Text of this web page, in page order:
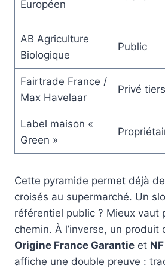
Européen
AB Agriculture
Biologique
Public
Fairtrade France /
Max Havelaar
Privé tiers
Label maison «
Green »
Cette pyramide permet déjà
croisés au supermarché. Un
référentiel public ? Mieux vaut
chemin. À l’inverse, un produit
Origine France Garantie et
affiche une double preuve :